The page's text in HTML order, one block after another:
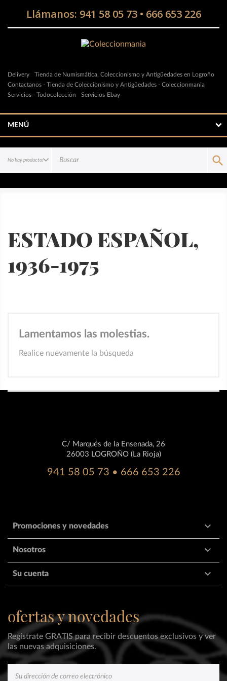
Llámanos: 941 58 05 73• 666 653 226
Delivery
Tienda de Numismática, Coleccionismo y Antigüedades en Logroño
Contactanos - Tienda de Coleccionismo y Antigüedades - Coleccionmania
Servicios - Todocolección
Servicios-Ebay
MENÚ

ESTADO ESPAÑOL,
1936-1975
Lamentamos las molestias.
Realice nuevamente la búsqueda
C/ Marqués de la Ensenada, 26
26003 LOGROÑO (La Rioja)
941 58 05 73 • 666 653 226
Promociones y novedades 
Nosotros 
Su cuenta 
ofertas y novedades
Regístrate GRATIS para recibir descuentos exclusivos y ver
las nuevas adquisiciones.